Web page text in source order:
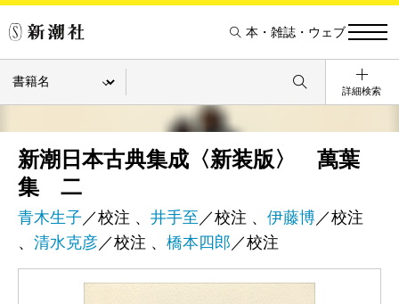
本・雑誌・ウェブ
詳細検索
新潮日本古典集成〈新装版〉 萬葉
集 二
青木生子 ／校注 、 井手至 ／校注 、 伊藤博／校注
、 清水克彦／校注 、 橋本四郎 ／校注